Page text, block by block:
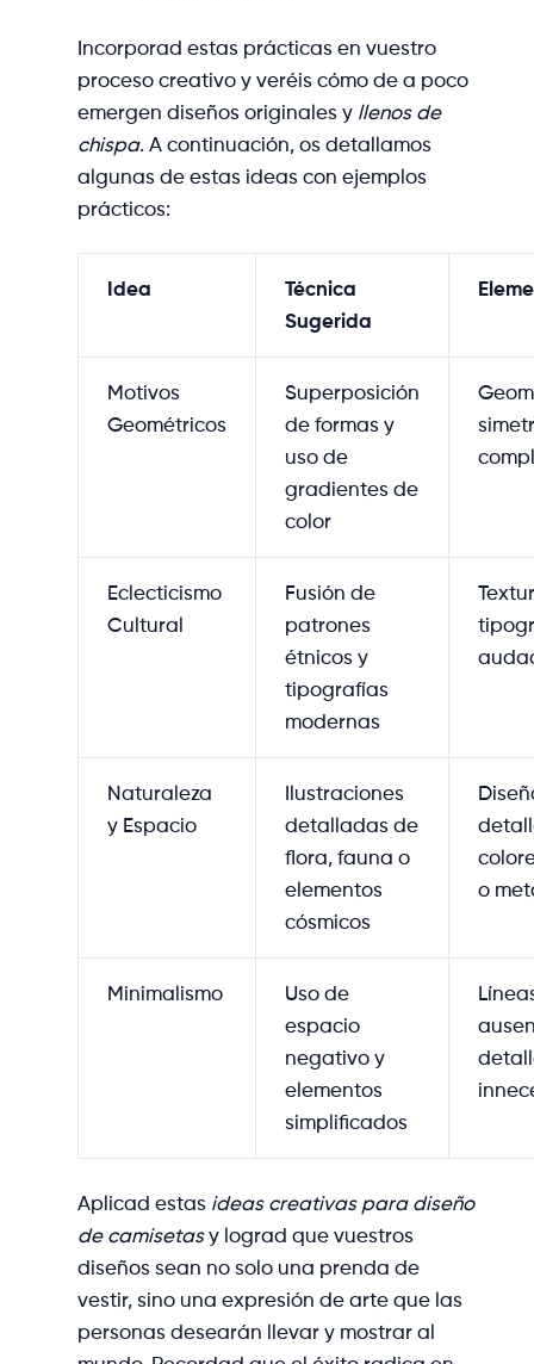
Incorporad estas prácticas en vuestro
proceso creativo y veréis cómo de a poco
emergen diseños originales y llenos de
chispa. A continuación, os detallamos
algunas de estas ideas con ejemplos
prácticos:
Idea
Técnica
Sugerida
Motivos
Geométricos
Superposición
de formas y
uso de
gradientes de
color
Eclecticismo
Cultural
Fusión de
patrones
étnicos y
tipografías
modernas
Naturaleza
y Espacio
Ilustraciones
detalladas de
flora, fauna o
elementos
cósmicos
o
Minimalismo
Uso de
espacio
negativo y
elementos
simplificados
Aplicad estas ideas creativas para diseño
de camisetasy lograd que vuestros
diseños sean no solo una prenda de
vestir, sino una expresión de arte que las
personas desearán llevar y mostrar al